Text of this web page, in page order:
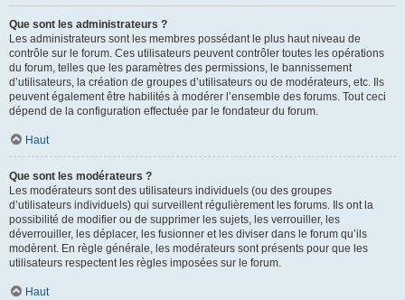
Que sont les administrateurs ?
Les administrateurs sont les membres possédant le plus haut niveau de
contrôle sur le forum. Ces utilisateurs peuvent contrôler toutes les opérations
du forum, telles que les paramètres des permissions, le bannissement
d’utilisateurs, la création de groupes d’utilisateurs ou de modérateurs, etc. Ils
peuvent également être habilités à modérer l’ensemble des forums. Tout ceci
dépend de la configuration effectuée par le fondateur du forum.
Haut
Que sont les modérateurs ?
Les modérateurs sont des utilisateurs individuels (ou des groupes
d’utilisateurs individuels) qui surveillent régulièrement les forums. Ils ont la
possibilité de modifier ou de supprimer les sujets, les verrouiller, les
déverrouiller, les déplacer, les fusionner et les diviser dans le forum qu’ils
modèrent. En règle générale, les modérateurs sont présents pour que les
utilisateurs respectent les règles imposées sur le forum.
Haut